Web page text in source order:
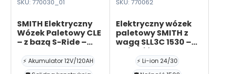
SKU: 770030_01
SMITH Elektryczny
Wózek Paletowy CLE
– z bazą S-Ride –
(12V/120AH)
⚡ Akumulator 12V/120AH
SKU: 770062
Elektryczny wózek
paletowy SMITH z
wagą SLL3C 1530 –
nośność 1500 kg,
wysokość
podnoszenia 200
⚡ Li-ion 24/30